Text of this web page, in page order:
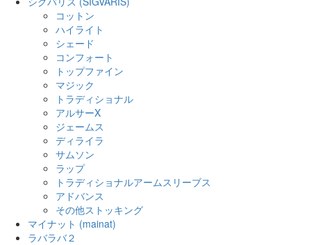
コットン
ハイライト
シェード
コンフォート
トップファイン
マジック
トラディショナル
アルサーX
ジェームス
ディライラ
サムソン
ラップ
トラディショナルアームスリーブス
アドバンス
その他ストッキング
マイナット (mainat)
ラバラバ２